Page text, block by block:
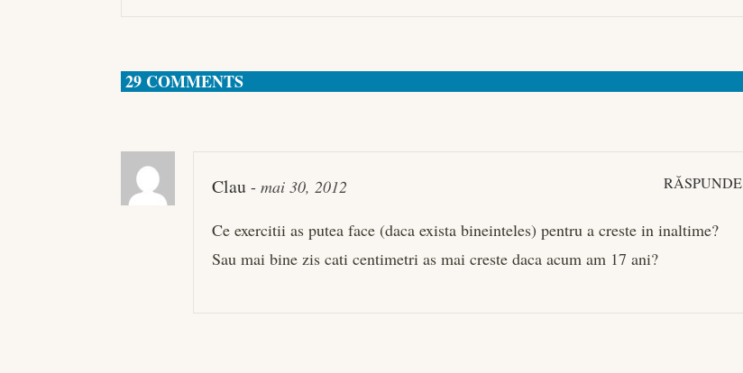
29 COMMENTS
Clau -mai 30, 2012 RĂSPUNDE
Ce exercitii as putea face (daca exista bineinteles) pentru a creste in inaltime?
Sau mai bine zis cati centimetri as mai creste daca acum am 17 ani?